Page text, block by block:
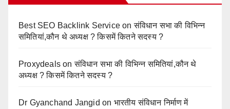
Best SEO Backlink Service onसंविधान सभा की विभिन्न
समितियां,कौन थे अध्यक्ष ? किसमें कितने सदस्य ?
Proxydeals onसंविधान सभा की विभिन्न समितियां,कौन थे
अध्यक्ष ? किसमें कितने सदस्य ?
Dr Gyanchand Jangid on भारतीय संविधान निर्माण में